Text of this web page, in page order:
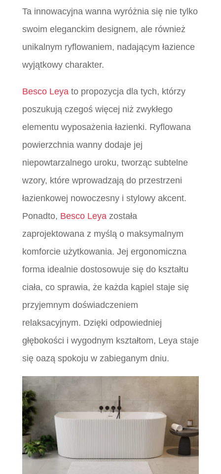
Ta innowacyjna wanna wyróżnia się nie tylko
swoim eleganckim designem, ale również
unikalnym ryflowaniem, nadającym łazience
wyjątkowy charakter.
Besco Leyato propozycja dla tych, którzy
poszukują czegoś więcej niż zwykłego
elementu wyposażenia łazienki. Ryflowana
powierzchnia wanny dodaje jej
niepowtarzalnego uroku, tworząc subtelne
wzory, które wprowadzają do przestrzeni
łazienkowej nowoczesny i stylowy akcent.
Ponadto, Besco Leyazostała
zaprojektowana z myślą o maksymalnym
komforcie użytkowania. Jej ergonomiczna
forma idealnie dostosowuje się do kształtu
ciała, co sprawia, że każda kąpiel staje się
przyjemnym doświadczeniem
relaksacyjnym. Dzięki odpowiedniej
głębokości i wygodnym kształtom, Leya staje
się oazą spokoju w zabieganym dniu.